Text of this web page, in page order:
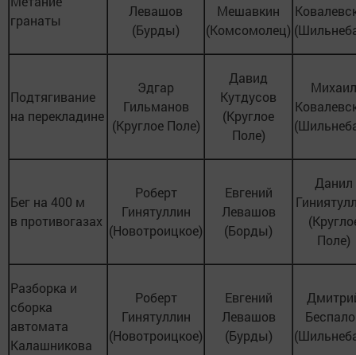
гранаты
Левашов
(Бурды)
Мешавкин
(Комсомолец)
Подтягивание
на перекладине
Эдгар
Гильманов
(Круглое Поле)
Давид
Кутдусов
(Круглое
Поле)
Михаил
Бег на 400 м
в противогазах
Роберт
Гинятуллин
(Новотроицкое)
Евгений
Левашов
(Борды)
Данил
Поле)
Разборка и
сборка
автомата
Калашникова
Роберт
Гинятуллин
(Новотроицкое)
Евгений
Левашов
(Бурды)